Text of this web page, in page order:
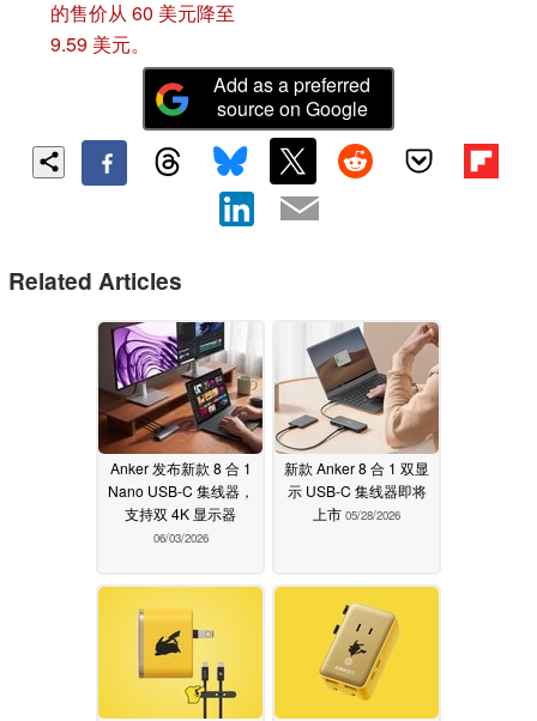
的售价从 60 美元降至
9.59 美元。
Add as a preferred
source on Google
Related Articles
Anker 发布新款 8 合 1
Nano USB-C 集线器，
支持双 4K 显示器
06/03/2026
新款 Anker 8 合 1 双显
示 USB-C 集线器即将
上市 05/28/2026